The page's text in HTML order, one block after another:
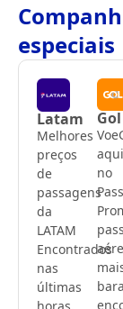
especiais
Latam
Melhores
preços
de
passagens
da
LATAM
Encontrados
nas
últimas
Gol
aqui
no